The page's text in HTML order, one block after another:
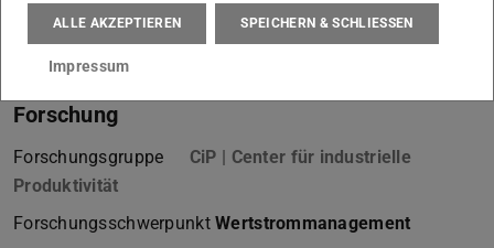
Linkedin(wird in neuem Tab geöffnet)
Forschung
Forschungsgruppe
CiP | Center für industrielle
Produktivität
ForschungsschwerpunktWertstrommanagement
ALLE AKZEPTIEREN SPEICHERN & SCHLIESSEN
Impressum